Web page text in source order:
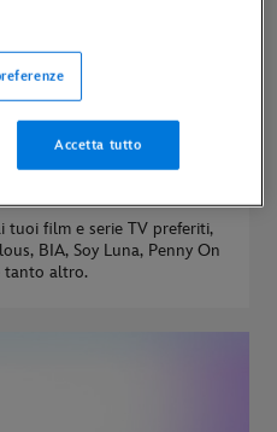
Channel su
tuoi film e serie TV preferiti,
BIA, Soy Luna, Penny On
tanto altro.
Accetta tutto